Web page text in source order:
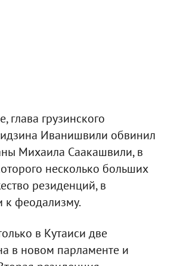
глава грузинского
Иванишвили обвинил
Михаила Саакашвили, в
несколько больших
резиденций, в
к феодализму.
в Кутаиси две
в новом парламенте и